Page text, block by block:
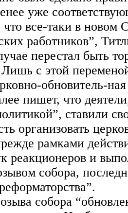
уже
что все-таки в новом
работников”,
перестал быть
с этой
обновитель-
пишет, что
ставили
организовать
рамками
реакционеров и
собора,
собора